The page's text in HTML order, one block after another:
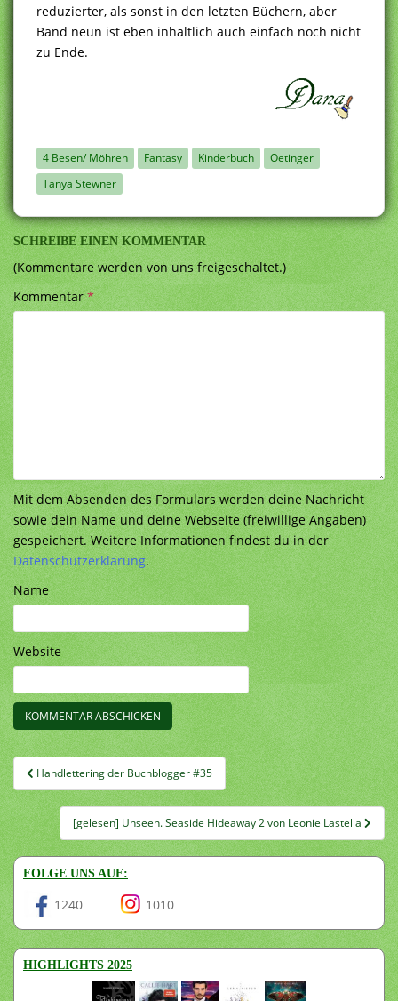
reduzierter, als sonst in den letzten Büchern, aber
Band neun ist eben inhaltlich auch einfach noch nicht
zu Ende.
4 Besen/ Möhren Fantasy Kinderbuch
Oetinger
Tanya Stewner
SCHREIBE EINEN KOMMENTAR
(Kommentare werden von uns freigeschaltet.)
Kommentar*
Mit dem Absenden des Formulars werden deine Nachricht
sowie dein Name und deine Webseite (freiwillige Angaben)
gespeichert. Weitere Informationen findest du in der
Datenschutzerklärung.
Name
Website
Beitragsnavigation
Handlettering der Buchblogger #35
[gelesen] Unseen. Seaside Hideaway 2 von Leonie Lastella
FOLGE UNS AUF:
1240 1010
HIGHLIGHTS 2025